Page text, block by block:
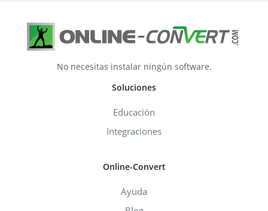
No necesitas instalar ningún software.
Soluciones
Educación
Integraciones
Online-Convert
Ayuda